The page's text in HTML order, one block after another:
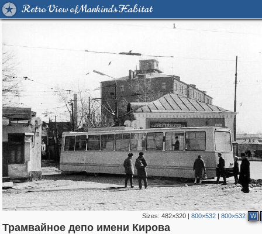
Retro View of Mankind's Habitat
Sizes:482×320 |800×532 |800×532 W
Трамвайное депо имени Кирова
1,406,257 29,243
319,779 8,28611,379 197 2,931 80